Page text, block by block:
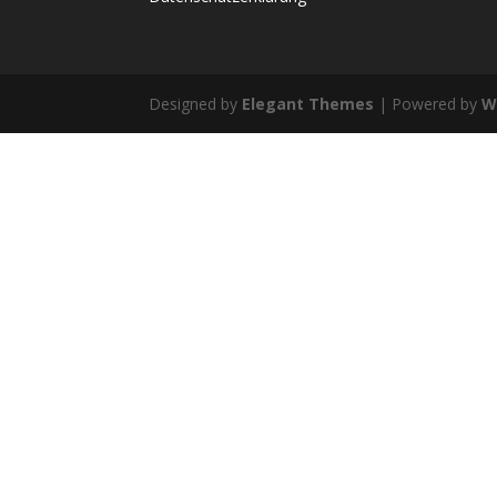
Designed by Elegant Themes | Powered by